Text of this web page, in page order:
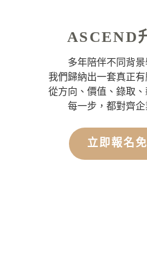
ASCEND
多年陪伴不同背景
我們歸納出一套真正有
從方向、價值、錄取、
每一步，都對齊
立即報名